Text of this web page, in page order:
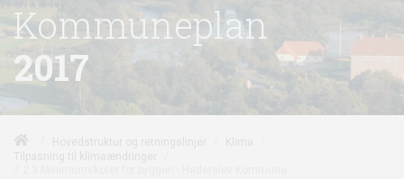
Kommuneplan
2017